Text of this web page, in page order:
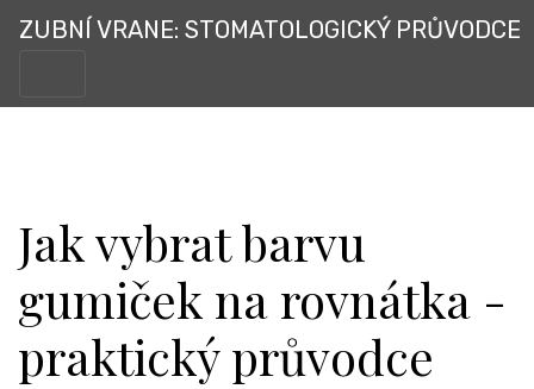
ZUBNÍ VRANE: STOMATOLOGICKÝ PRŮVODCE
Jak vybrat barvu
gumiček na rovnátka -
praktický průvodce